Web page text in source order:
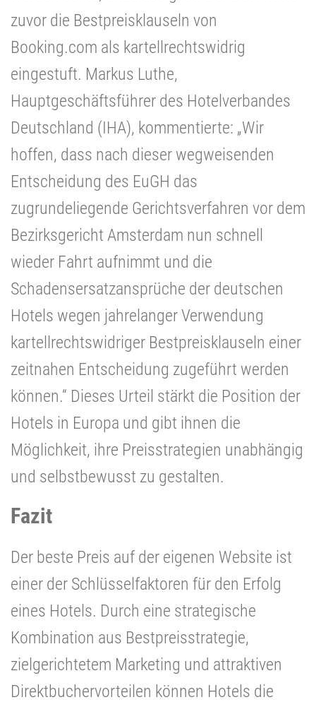
zuvor die Bestpreisklauseln von
Booking.com als kartellrechtswidrig
eingestuft. Markus Luthe,
Hauptgeschäftsführer des Hotelverbandes
Deutschland (IHA), kommentierte: „Wir
hoffen, dass nach dieser wegweisenden
Entscheidung des EuGH das
zugrundeliegende Gerichtsverfahren vor dem
Bezirksgericht Amsterdam nun schnell
wieder Fahrt aufnimmt und die
Schadensersatzansprüche der deutschen
Hotels wegen jahrelanger Verwendung
kartellrechtswidriger Bestpreisklauseln einer
zeitnahen Entscheidung zugeführt werden
können.“ Dieses Urteil stärkt die Position der
Hotels in Europa und gibt ihnen die
Möglichkeit, ihre Preisstrategien unabhängig
und selbstbewusst zu gestalten.
Fazit
Der beste Preis auf der eigenen Website ist
einer der Schlüsselfaktoren für den Erfolg
eines Hotels. Durch eine strategische
Kombination aus Bestpreisstrategie,
zielgerichtetem Marketing und attraktiven
Direktbuchervorteilen können Hotels die